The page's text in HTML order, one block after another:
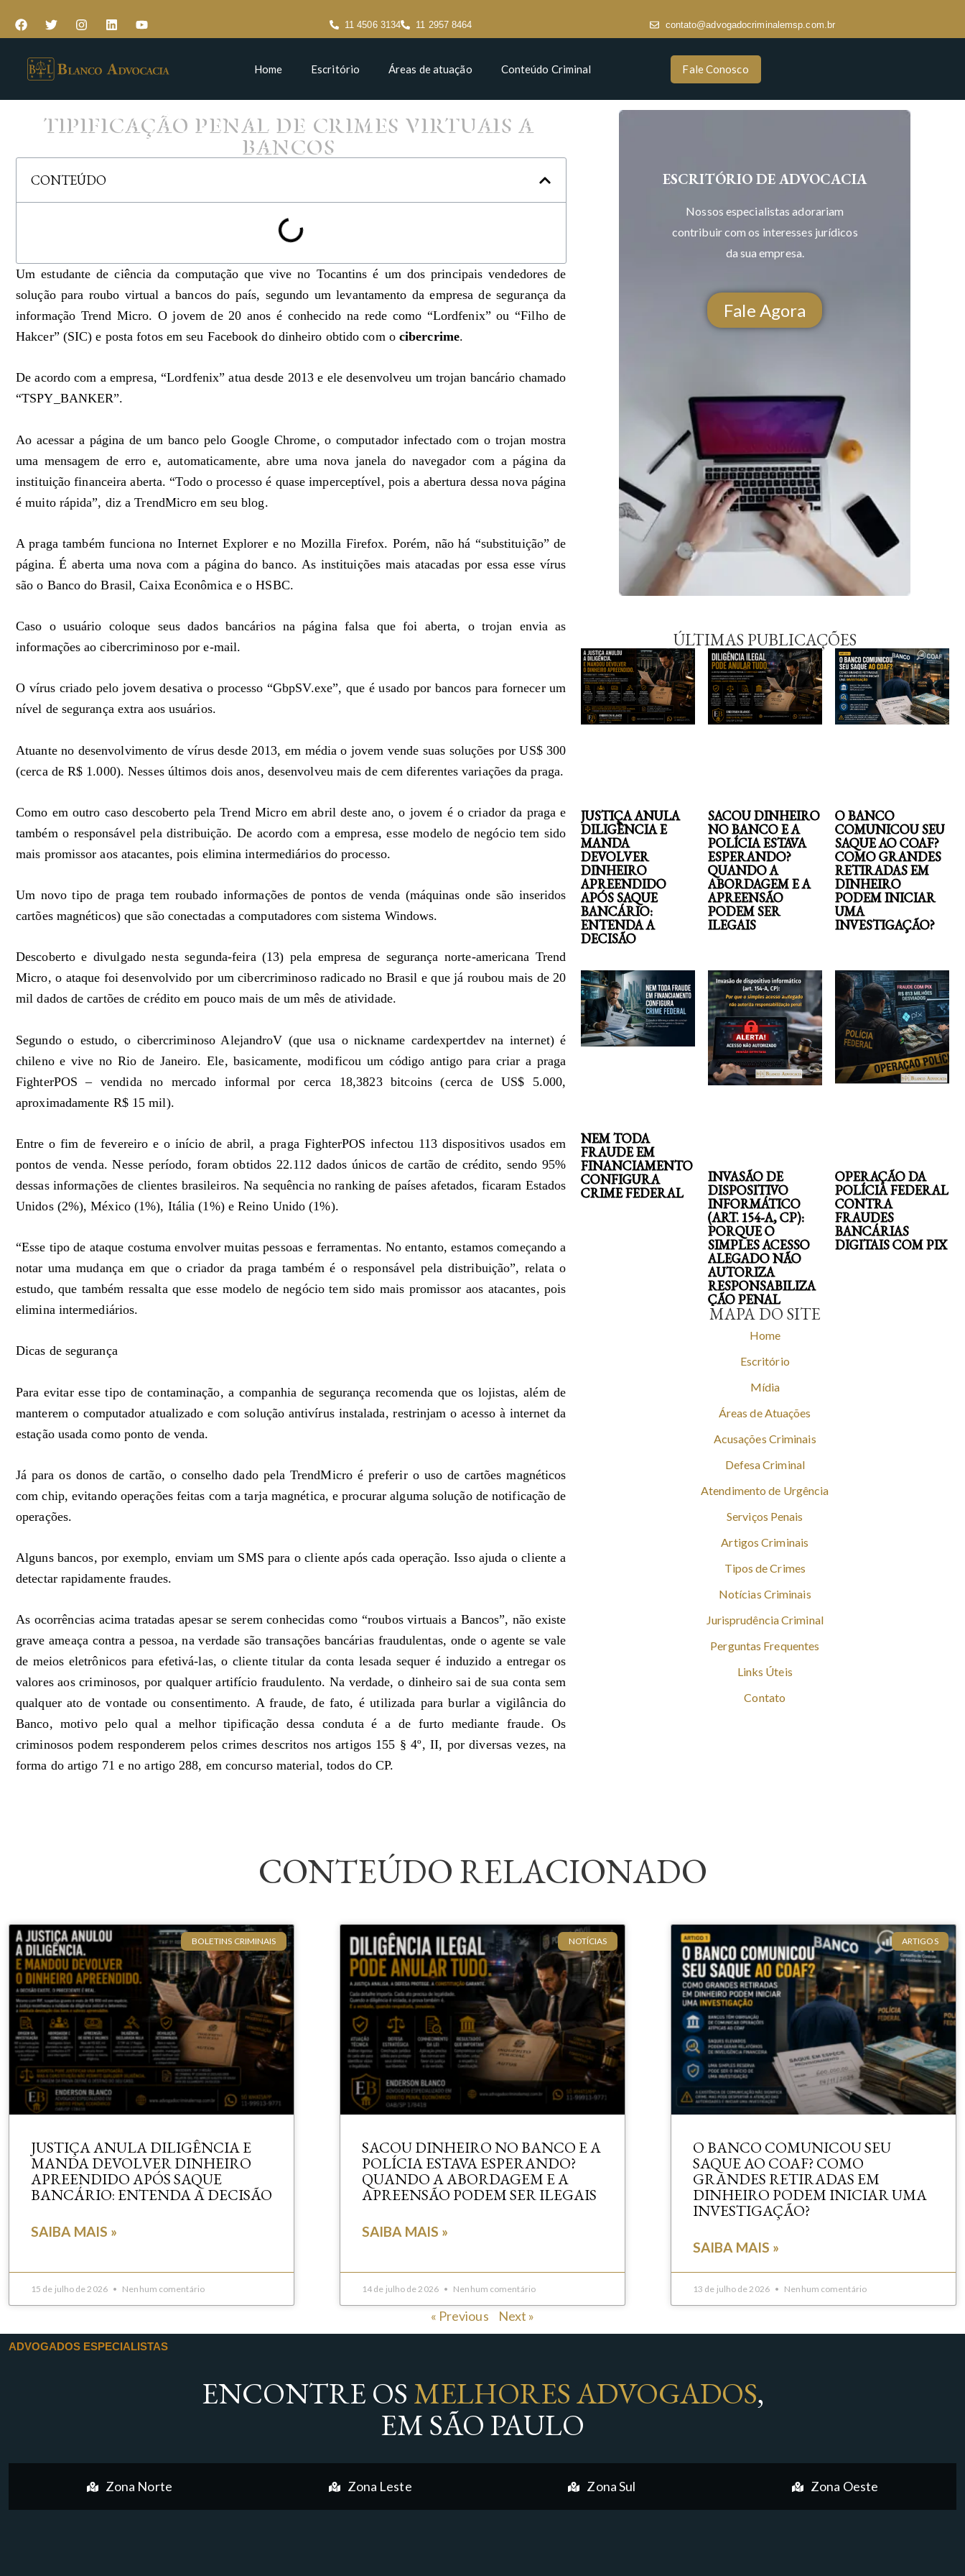
11 4506 3134 11 2957 8464 contato@advogadocriminalemsp.com.br
Home Escritório Áreas de atuação Conteúdo Criminal Fale Conosco
TIPIFICAÇÃO PENAL DE CRIMES VIRTUAIS A
BANCOS
CONTEÚDO
Um estudante de ciência da computação que vive no Tocantins é um dos principais vendedores de
solução para roubo virtual a bancos do país, segundo um levantamento da empresa de segurança da
informação Trend Micro. O jovem de 20 anos é conhecido na rede como “Lordfenix” ou “Filho de
Hakcer” (SIC) e posta fotos em seu Facebook do dinheiro obtido com o cibercrime.
De acordo com a empresa, “Lordfenix” atua desde 2013 e ele desenvolveu um trojan bancário chamado
“TSPY_BANKER”.
Ao acessar a página de um banco pelo Google Chrome, o computador infectado com o trojan mostra
uma mensagem de erro e, automaticamente, abre uma nova janela do navegador com a página da
instituição financeira aberta. “Todo o processo é quase imperceptível, pois a abertura dessa nova página
é muito rápida”, diz a TrendMicro em seu blog.
A praga também funciona no Internet Explorer e no Mozilla Firefox. Porém, não há “substituição” de
página. É aberta uma nova com a página do banco. As instituições mais atacadas por essa esse vírus
são o Banco do Brasil, Caixa Econômica e o HSBC.
Caso o usuário coloque seus dados bancários na página falsa que foi aberta, o trojan envia as
informações ao cibercriminoso por e-mail.
O vírus criado pelo jovem desativa o processo “GbpSV.exe”, que é usado por bancos para fornecer um
nível de segurança extra aos usuários.
Atuante no desenvolvimento de vírus desde 2013, em média o jovem vende suas soluções por US$ 300
(cerca de R$ 1.000). Nesses últimos dois anos, desenvolveu mais de cem diferentes variações da praga.
Como em outro caso descoberto pela Trend Micro em abril deste ano, o jovem é o criador da praga e
também o responsável pela distribuição. De acordo com a empresa, esse modelo de negócio tem sido
mais promissor aos atacantes, pois elimina intermediários do processo.
Um novo tipo de praga tem roubado informações de pontos de venda (máquinas onde são inseridos
cartões magnéticos) que são conectadas a computadores com sistema Windows.
Descoberto e divulgado nesta segunda-feira (13) pela empresa de segurança norte-americana Trend
Micro, o ataque foi desenvolvido por um cibercriminoso radicado no Brasil e que já roubou mais de 20
mil dados de cartões de crédito em pouco mais de um mês de atividade.
Segundo o estudo, o cibercriminoso AlejandroV (que usa o nickname cardexpertdev na internet) é
chileno e vive no Rio de Janeiro. Ele, basicamente, modificou um código antigo para criar a praga
FighterPOS – vendida no mercado informal por cerca 18,3823 bitcoins (cerca de US$ 5.000,
aproximadamente R$ 15 mil).
Entre o fim de fevereiro e o início de abril, a praga FighterPOS infectou 113 dispositivos usados em
pontos de venda. Nesse período, foram obtidos 22.112 dados únicos de cartão de crédito, sendo 95%
dessas informações de clientes brasileiros. Na sequência no ranking de países afetados, ficaram Estados
Unidos (2%), México (1%), Itália (1%) e Reino Unido (1%).
“Esse tipo de ataque costuma envolver muitas pessoas e ferramentas. No entanto, estamos começando a
notar uma mudança em que o criador da praga também é o responsável pela distribuição”, relata o
estudo, que também ressalta que esse modelo de negócio tem sido mais promissor aos atacantes, pois
elimina intermediários.
Dicas de segurança
Para evitar esse tipo de contaminação, a companhia de segurança recomenda que os lojistas, além de
manterem o computador atualizado e com solução antivírus instalada, restrinjam o acesso à internet da
estação usada como ponto de venda.
Já para os donos de cartão, o conselho dado pela TrendMicro é preferir o uso de cartões magnéticos
com chip, evitando operações feitas com a tarja magnética, e procurar alguma solução de notificação de
operações.
Alguns bancos, por exemplo, enviam um SMS para o cliente após cada operação. Isso ajuda o cliente a
detectar rapidamente fraudes.
As ocorrências acima tratadas apesar se serem conhecidas como “roubos virtuais a Bancos”, não existe
grave ameaça contra a pessoa, na verdade são transações bancárias fraudulentas, onde o agente se vale
de meios eletrônicos para efetivá-las, o cliente titular da conta lesada sequer é induzido a entregar os
valores aos criminosos, por qualquer artifício fraudulento. Na verdade, o dinheiro sai de sua conta sem
qualquer ato de vontade ou consentimento. A fraude, de fato, é utilizada para burlar a vigilância do
Banco, motivo pelo qual a melhor tipificação dessa conduta é a de furto mediante fraude. Os
criminosos podem responderem pelos crimes descritos nos artigos 155 § 4º, II, por diversas vezes, na
forma do artigo 71 e no artigo 288, em concurso material, todos do CP.
ESCRITÓRIO DE ADVOCACIA
Nossos especialistas adorariam
contribuir com os interesses jurídicos
da sua empresa.
ÚLTIMAS PUBLICAÇÕES
Fale Agora
JUSTIÇA ANULA
DILIGÊNCIA E
MANDA
DEVOLVER
DINHEIRO
APREENDIDO
APÓS SAQUE
BANCÁRIO:
ENTENDA A
DECISÃO
SACOU DINHEIRO
NO BANCO E A
POLÍCIA ESTAVA
ESPERANDO?
QUANDO A
ABORDAGEM E A
APREENSÃO
PODEM SER
ILEGAIS
O BANCO
COMUNICOU SEU
SAQUE AO COAF?
COMO GRANDES
RETIRADAS EM
DINHEIRO
PODEM INICIAR
UMA
INVESTIGAÇÃO?
NEM TODA
FRAUDE EM
FINANCIAMENTO
CONFIGURA
CRIME FEDERAL
INVASÃO DE
DISPOSITIVO
INFORMÁTICO
(ART. 154-A, CP):
PORQUE O
SIMPLES ACESSO
ALEGADO NÃO
AUTORIZA
RESPONSABILIZA
ÇÃO PENAL
OPERAÇÃO DA
POLÍCIA FEDERAL
CONTRA
FRAUDES
BANCÁRIAS
DIGITAIS COM PIX
MAPA DO SITE
Home
Escritório
Mídia
Áreas de Atuações
Acusações Criminais
Defesa Criminal
Atendimento de Urgência
Serviços Penais
Artigos Criminais
Tipos de Crimes
Notícias Criminais
Jurisprudência Criminal
Perguntas Frequentes
Links Úteis
Contato
CONTEÚDO RELACIONADO
BOLETINS CRIMINAIS
JUSTIÇA ANULA DILIGÊNCIA E
MANDA DEVOLVER DINHEIRO
APREENDIDO APÓS SAQUE
BANCÁRIO: ENTENDA A DECISÃO
SAIBA MAIS »
15 de julho de 2026 Nenhum comentário
NOTÍCIAS
SACOU DINHEIRO NO BANCO E A
POLÍCIA ESTAVA ESPERANDO?
QUANDO A ABORDAGEM E A
APREENSÃO PODEM SER ILEGAIS
SAIBA MAIS »
14 de julho de 2026 Nenhum comentário
ARTIGOS
O BANCO COMUNICOU SEU
SAQUE AO COAF? COMO
GRANDES RETIRADAS EM
DINHEIRO PODEM INICIAR UMA
INVESTIGAÇÃO?
SAIBA MAIS »
13 de julho de 2026 Nenhum comentário
« Previous Next »
ADVOGADOS ESPECIALISTAS
ENCONTRE OS MELHORES ADVOGADOS,
EM SÃO PAULO
Zona Norte Zona Leste Zona Sul Zona Oeste